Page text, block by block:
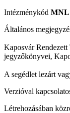
Intézménykód MNL
Általános
Kaposvár
jegyzőkönyvei,
A segédlet lezárt
Verzióval
Létrehozásában